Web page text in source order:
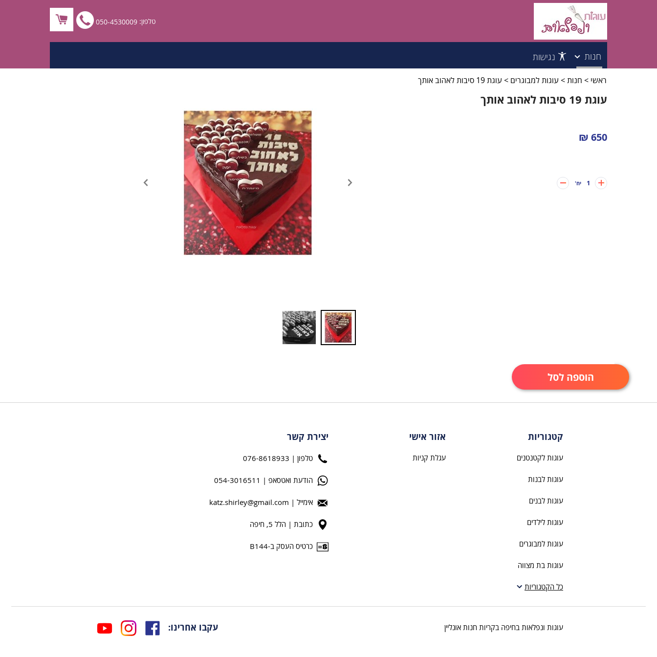
טלפון: לחץ 050-4530009
חנות
עוגות לילדים
עוגות לקטנטנים
עוגות לבנים
ראשי > חנות > עוגות למבוגרים > עוגת 19 סיבות לאהוב אותך
עוגת 19 סיבות לאהוב אותך
650 ₪
1 יח'
הוספה לסל
קטגוריות
עוגות לקטנטנים
עוגות לבנות
עוגות לבנים
עוגות לילדים
עוגות למבוגרים
עוגות בת מצווה
עוגות חתונה
עוגות מתנה
עוגות מספרים
כל הקטגוריות
אזור אישי
עגלת קניות
יצירת קשר
טלפון | 076-8618933
הודעת ואטסאפ | 054-3016511
אימייל | katz.shirley@gmail.com
כתובת | הלל 5, חיפה
כרטיס העסק ב-B144
עוגות ונפלאות בחיפה בקריות חנות אונליין עקבו אחרינו: